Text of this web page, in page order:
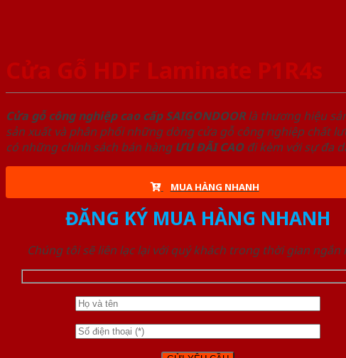
Cửa Gỗ HDF Laminate P1R4s
Cửa gỗ công nghiệp cao cấp SAIGONDOORlà thương hiệu
sản xuất và phân phối những dòng cửa gỗ công nghiệp chất
có những chính sách bán hàng ƯU ĐÃI CAOđi kèm với sự đa
MUA HÀNG NHANH
ĐĂNG KÝ MUA HÀNG NHANH
Chúng tôi sẽ liên lạc lại với quý khách trong thời gian ngắn